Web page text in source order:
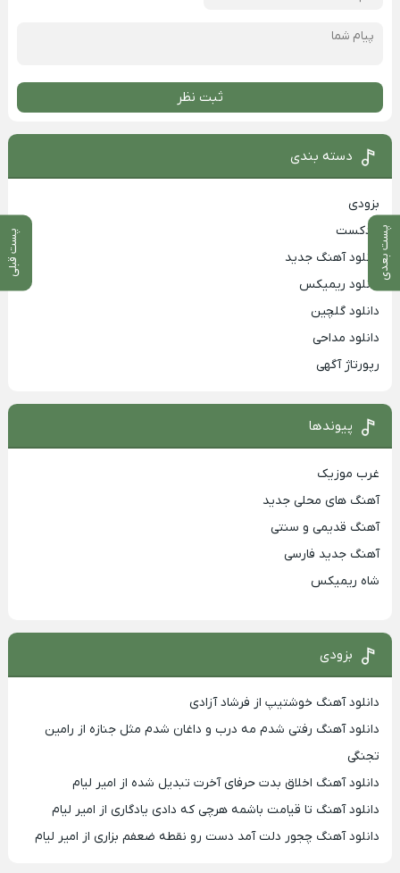
پست بعدی پست قبلی
ثبت نظر
دسته بندی
بزودی
پادکست
دانلود آهنگ جدید
دانلود ریمیکس
دانلود گلچین
دانلود مداحی
رپورتاژ آگهی
پیوندها
غرب موزیک
آهنگ های محلی جدید
آهنگ قدیمی و سنتی
آهنگ جدید فارسی
شاه ریمیکس
بزودی
دانلود آهنگ خوشتیپ از فرشاد آزادی
دانلود آهنگ رفتی شدم مه درب و داغان شدم مثل جنازه از رامین
تجنگی
دانلود آهنگ اخلاق بدت حرفای آخرت تبدیل شده از امیر لیام
دانلود آهنگ تا قیامت باشمه هرچی که دادی یادگاری از امیر لیام
دانلود آهنگ چجور دلت آمد دست رو نقطه ضعفم بزاری از امیر لیام